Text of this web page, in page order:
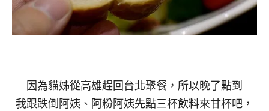
因為貓姊從高雄趕回台北聚餐，所以晚了點到
我跟跌倒阿姨、阿粉阿姨先點三杯飲料來甘杯吧，